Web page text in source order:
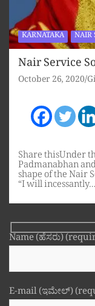
KARNATAKA NAIR
Nair Service
October 26, 2020
Share thisUnder
Padmanabhan
shape of the Nair
“I will incessantly…
Name (ಹೆಸರು)
E-mail (ಇಮೇಲ್)